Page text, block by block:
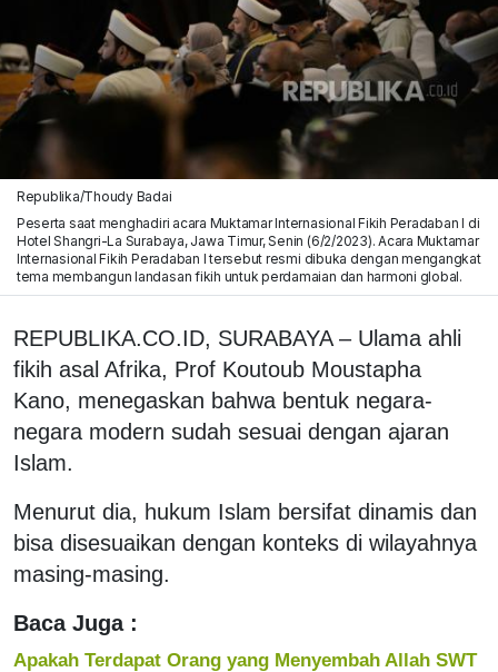
Republika/Thoudy Badai
Peserta saat menghadiri acara Muktamar Internasional Fikih Peradaban I di
Hotel Shangri-La Surabaya, Jawa Timur, Senin (6/2/2023). Acara Muktamar
Internasional Fikih Peradaban I tersebut resmi dibuka dengan mengangkat
tema membangun landasan fikih untuk perdamaian dan harmoni global.
REPUBLIKA.CO.ID, SURABAYA – Ulama ahli
fikih asal Afrika, Prof Koutoub Moustapha
Kano, menegaskan bahwa bentuk negara-
negara modern sudah sesuai dengan ajaran
Islam.
Menurut dia, hukum Islam bersifat dinamis dan
bisa disesuaikan dengan konteks di wilayahnya
masing-masing.
Baca Juga :
Apakah Terdapat Orang yang Menyembah Allah SWT